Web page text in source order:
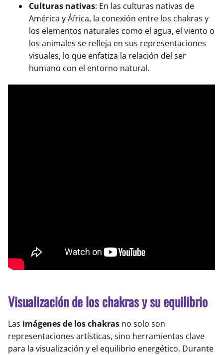
Culturas nativas: En las culturas nativas de
América y África, la conexión entre los chakras y
los elementos naturales como el agua, el viento o
los animales se refleja en sus representaciones
visuales, lo que enfatiza la relación del ser
humano con el entorno natural.
Visualización de los chakras y su equilibrio
Las imágenes de los chakras no solo son
representaciones artísticas, sino herramientas clave
para la visualización y el equilibrio energético. Durante